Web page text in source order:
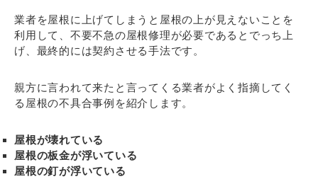
業者を屋根に上げてしまうと屋根の上が見えないことを
利用して、不要不急の屋根修理が必要であるとでっち上
げ、最終的には契約させる手法です。
親方に言われて来たと言ってくる業者がよく指摘してく
る屋根の不具合事例を紹介します。
屋根が壊れている
屋根の板金が浮いている
屋根の釘が浮いている